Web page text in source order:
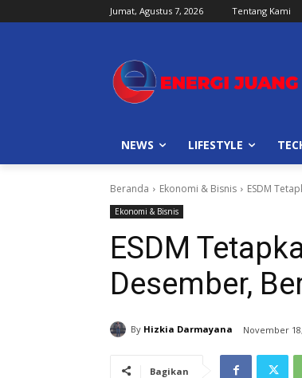
Jumat, Agustus 7, 2026 Tentang Kami
NEWS LIFESTYLE
Beranda Ekonomi & Bisnis ESDM
Ekonomi & Bisnis
ESDM
Desember,
By Hizkia Darmayana November
Bagikan